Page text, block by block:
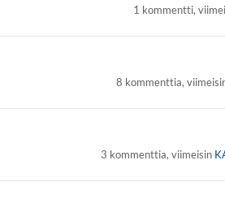
1 kommentti,
8 kommenttia,
3 kommenttia, viimeisin